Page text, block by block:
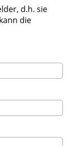
d.h. sie
die